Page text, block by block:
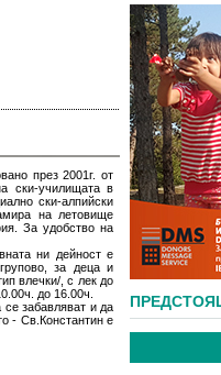
през 2001г. от
ски-училищата в
ски-алпийски
на летовище
За удобство на
ни дейност е
за деца и
влечки/, с лек до
до 16.00ч.
забавляват и да
- Св.Константин е